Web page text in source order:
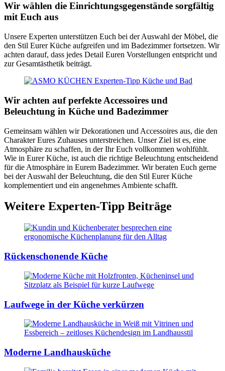
Wir wählen die Einrichtungsgegenstände sorgfältig
mit Euch aus
Unsere Experten unterstützen Euch bei der Auswahl der Möbel, die
den Stil Eurer Küche aufgreifen und im Badezimmer fortsetzen. Wir
achten darauf, dass jedes Detail Euren Vorstellungen entspricht und
zur Gesamtästhetik beiträgt.
Wir achten auf perfekte Accessoires und
Beleuchtung in Küche und Badezimmer
Gemeinsam wählen wir Dekorationen und Accessoires aus, die den
Charakter Eures Zuhauses unterstreichen. Unser Ziel ist es, eine
Atmosphäre zu schaffen, in der Ihr Euch vollkommen wohlfühlt.
Wie in Eurer Küche, ist auch die richtige Beleuchtung entscheidend
für die Atmosphäre in Eurem Badezimmer. Wir beraten Euch gerne
bei der Auswahl der Beleuchtung, die den Stil Eurer Küche
komplementiert und ein angenehmes Ambiente schafft.
Weitere Experten-Tipp Beiträge
Rückenschonende Küche
Laufwege in der Küche verkürzen
Moderne Landhausküche